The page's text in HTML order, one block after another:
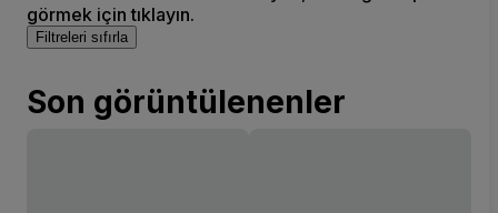
görmek için tıklayın.
Filtreleri sıfırla
Son görüntülenenler